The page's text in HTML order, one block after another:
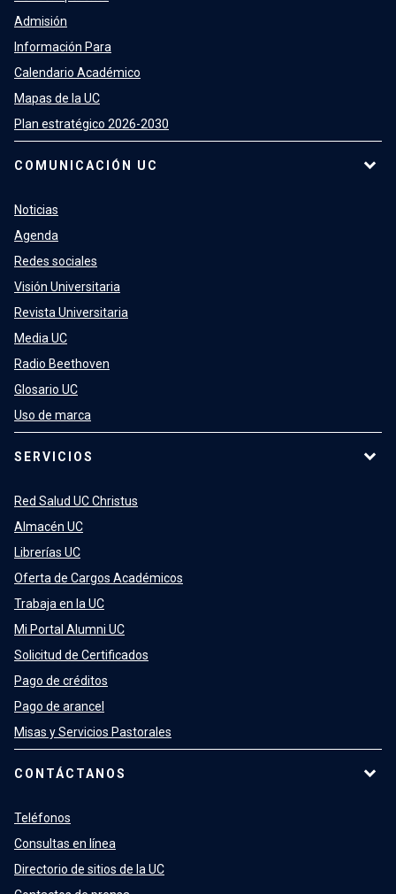
Admisión
Información Para
Calendario Académico
Mapas de la UC
Plan estratégico 2026-2030
COMUNICACIÓN UC
Noticias
Agenda
Redes sociales
Visión Universitaria
Revista Universitaria
Media UC
Radio Beethoven
Glosario UC
Uso de marca
SERVICIOS
Red Salud UC Christus
Almacén UC
Librerías UC
Oferta de Cargos Académicos
Trabaja en la UC
Mi Portal Alumni UC
Solicitud de Certificados
Pago de créditos
Pago de arancel
Misas y Servicios Pastorales
CONTÁCTANOS
Teléfonos
Consultas en línea
Directorio de sitios de la UC